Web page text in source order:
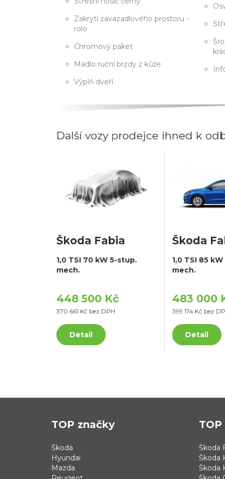
Zakrytí zavazadlového prostoru -
rolo
Chromový paket
Madlo ruční brzdy z kůže
Výplň dveří
Další vozy prodejce ihned k
Škoda Fabia
1,0 TSI 70 kW 5-stup.
mech.
448 500 Kč
370 661 Kč bez DPH
Detail
Škoda
1,0 TSI 85
mech.
483 000
399 174 Kč bez
Detail
TOP značky
Škoda
Hyundai
Mazda
Škoda
Škoda
Škoda